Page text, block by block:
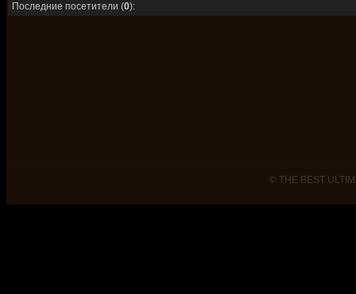
Последние посетители (0):
© THE BEST